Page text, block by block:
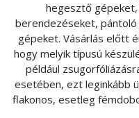
hegesztő
berendezéseket,
gépeket. Vásárlás előtt
hogy melyik típusú
például
esetében, ezt leginkább
flakonos, esetleg